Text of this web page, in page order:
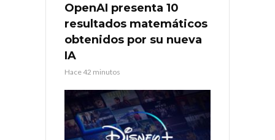
OpenAI presenta 10
resultados matemáticos
obtenidos por su nueva
IA
Hace 42 minutos